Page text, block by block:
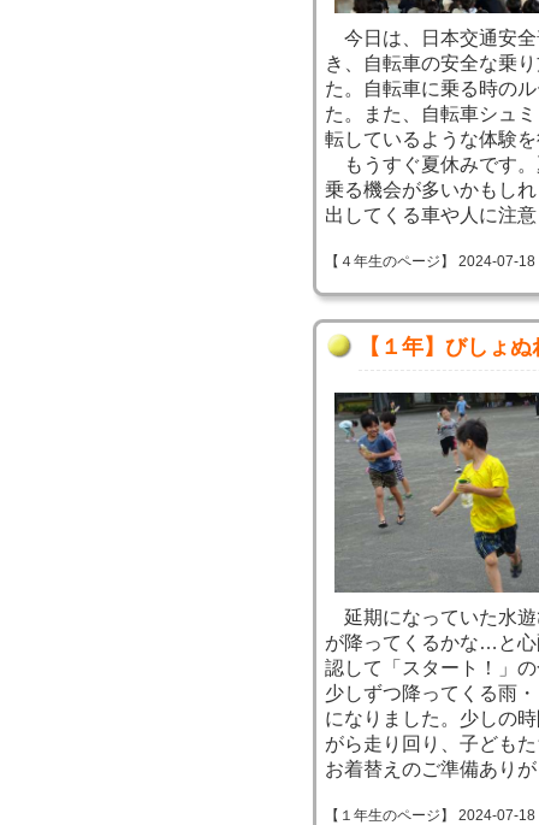
今日は、日本交通安
き、自転車の安全な乗
た。自転車に乗る時の
た。また、自転車シュ
転しているような体験
もうすぐ夏休みです。
乗る機会が多いかもし
出してくる車や人に注
【４年生のページ】 2024-07-
【１年】びしょぬ
延期になっていた水遊
が降ってくるかな…と
認して「スタート！」
少しずつ降ってくる雨
になりました。少しの
がら走り回り、子ども
お着替えのご準備あり
【１年生のページ】 2024-07-